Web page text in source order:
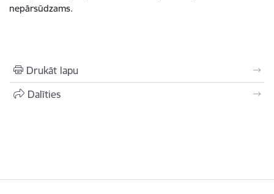
nepārsūdzams.
Drukāt lapu
Dalīties